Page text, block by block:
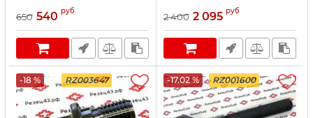
650 540 руб 2 400 2 095 руб
-18 % RZ003647 -17.02 % RZ001600